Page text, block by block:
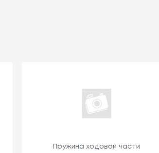
Пружина ходовой части